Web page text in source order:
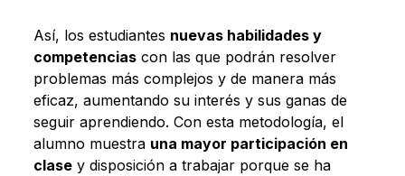
Así, los estudiantes nuevas habilidades y
competenciascon las que podrán resolver
problemas más complejos y de manera más
eficaz, aumentando su interés y sus ganas de
seguir aprendiendo. Con esta metodología, el
alumno muestra una mayor participación en
clasey disposición a trabajar porque se ha